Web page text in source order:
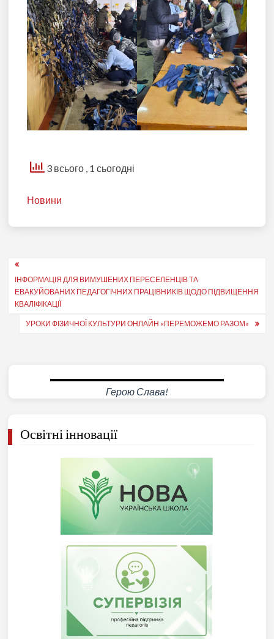
3 всього , 1 сьогодні
Новини
Навігація
записів
ІНФОРМАЦІЯ ДЛЯ ВИМУШЕНИХ ПЕРЕСЕЛЕНЦІВ ТА
ЕВАКУЙОВАНИХ ПЕДАГОГІЧНИХ ПРАЦІВНИКІВ ЩОДО ПІДВИЩЕННЯ
КВАЛІФІКАЦІЇ
УРОКИ ФІЗИЧНОЇ КУЛЬТУРИ ОНЛАЙН «ПЕРЕМОЖЕМО РАЗОМ»
Герою Слава!
Освітні інновації